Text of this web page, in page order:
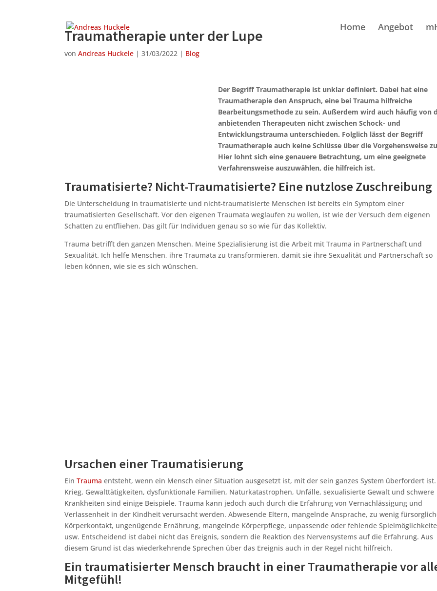
Home Angebot
Traumatherapie unter der Lupe
von Andreas Huckele | 31/03/2022 | Blog
Der Begriff Traumatherapie ist unklar definiert. Dabei hat eine
Traumatherapie den Anspruch, eine bei Trauma hilfreiche
Bearbeitungsmethode zu sein. Außerdem wird auch häufig von
anbietenden Therapeuten nicht zwischen Schock- und
Entwicklungstrauma unterschieden. Folglich lässt der Begriff
Traumatherapie auch keine Schlüsse über die Vorgehensweise
Hier lohnt sich eine genauere Betrachtung, um eine geeignete
Verfahrensweise auszuwählen, die hilfreich ist.
Traumatisierte? Nicht-Traumatisierte? Eine nutzlose Zuschreibung
Die Unterscheidung in traumatisierte und nicht-traumatisierte Menschen ist bereits ein Symptom einer
traumatisierten Gesellschaft. Vor den eigenen Traumata weglaufen zu wollen, ist wie der Versuch dem eigenen
Schatten zu entfliehen. Das gilt für Individuen genau so so wie für das Kollektiv.
Trauma betrifft den ganzen Menschen. Meine Spezialisierung ist die Arbeit mit Trauma in Partnerschaft und
Sexualität. Ich helfe Menschen, ihre Traumata zu transformieren, damit sie ihre Sexualität und Partnerschaft so
leben können, wie sie es sich wünschen.
Ursachen einer Traumatisierung
Ein Trauma entsteht, wenn ein Mensch einer Situation ausgesetzt ist, mit der sein ganzes System überfordert ist.
Krieg, Gewalttätigkeiten, dysfunktionale Familien, Naturkatastrophen, Unfälle, sexualisierte Gewalt und schwere
Krankheiten sind einige Beispiele. Trauma kann jedoch auch durch die Erfahrung von Vernachlässigung und
Verlassenheit in der Kindheit verursacht werden. Abwesende Eltern, mangelnde Ansprache, zu wenig
Körperkontakt, ungenügende Ernährung, mangelnde Körperpflege, unpassende oder fehlende
usw. Entscheidend ist dabei nicht das Ereignis, sondern die Reaktion des Nervensystems auf die Erfahrung. Aus
diesem Grund ist das wiederkehrende Sprechen über das Ereignis auch in der Regel nicht hilfreich.
Ein traumatisierter Mensch braucht in einer Traumatherapie vor
Mitgefühl!